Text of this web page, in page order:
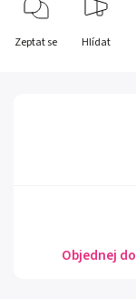
Zeptat se Hlídat
Objednej